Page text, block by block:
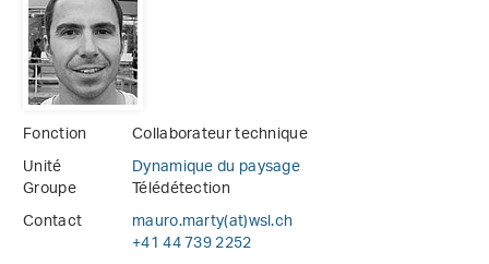
Fonction
Collaborateur technique
Unité
Dynamique du paysage
Groupe
Télédétection
Contact
mauro.marty(at)wsl.ch
+41 44 739 2252